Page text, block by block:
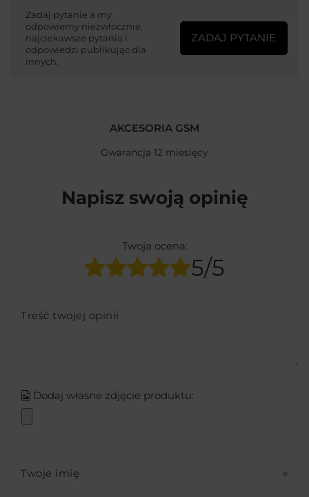
Zadaj pytanie a my
odpowiemy niezwłocznie,
najciekawsze pytania i
odpowiedzi publikując dla
innych.
ZADAJ PYTANIE
AKCESORIA GSM
Gwarancja 12 miesięcy
Napisz swoją opinię
Twoja ocena:
5/5
Treść twojej opinii
Dodaj własne zdjęcie produktu:
Twoje imię